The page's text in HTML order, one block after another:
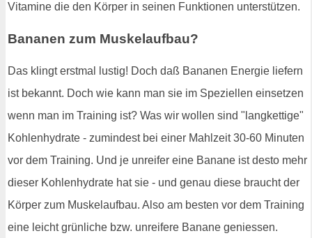
Vitamine die den Körper in seinen Funktionen unterstützen.
Bananen zum Muskelaufbau?
Das klingt erstmal lustig! Doch daß Bananen Energie liefern
ist bekannt. Doch wie kann man sie im Speziellen einsetzen
wenn man im Training ist? Was wir wollen sind "langkettige"
Kohlenhydrate - zumindest bei einer Mahlzeit 30-60 Minuten
vor dem Training. Und je unreifer eine Banane ist desto mehr
dieser Kohlenhydrate hat sie - und genau diese braucht der
Körper zum Muskelaufbau. Also am besten vor dem Training
eine leicht grünliche bzw. unreifere Banane geniessen.